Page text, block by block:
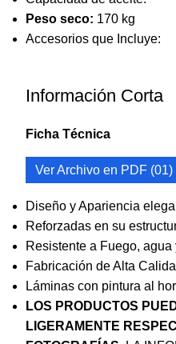
Peso seco: 170 kg
Accesorios que Incluye:
Información Corta
Ficha Técnica
Ver Archivo en PDF (01)
Diseño y Apariencia
Reforzadas en su
Resistente a Fuego,
Fabricación de Alta
Láminas con pintura al
LOS PRODUCTOS
LIGERAMENTE